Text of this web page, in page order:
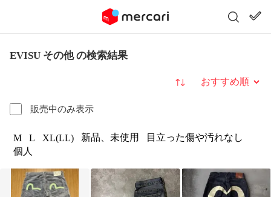
EVISU その他 の検索結果
販売中のみ表示
並び替え
M L XL(LL) 新品、未使用
目立った傷や汚れなし
個人